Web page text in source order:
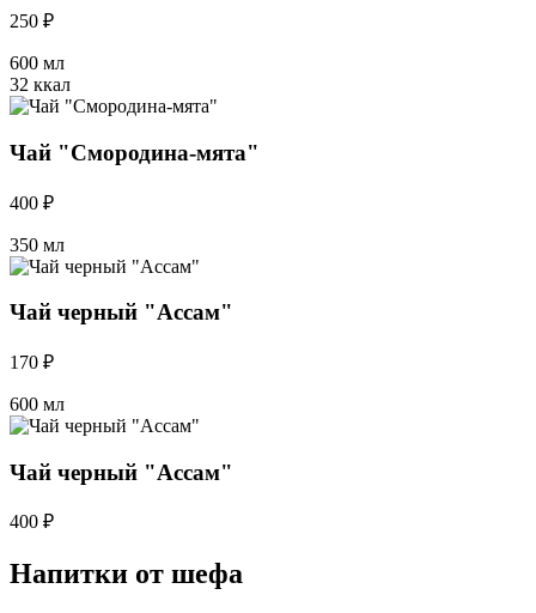
250 ₽
600 мл
32 ккал
Чай "Смородина-мята"
400 ₽
350 мл
Чай черный "Ассам"
170 ₽
600 мл
Чай черный "Ассам"
400 ₽
Напитки от шефа